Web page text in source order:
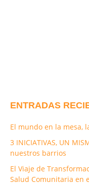
ENTRADAS
El mundo en la mesa,
3 INICIATIVAS, UN
nuestros barrios
El Viaje de
Salud Comunitaria en